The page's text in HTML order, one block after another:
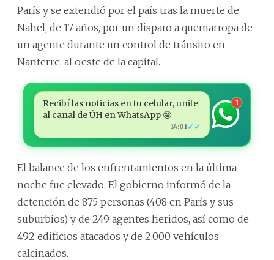
París y se extendió por el país tras la muerte de
Nahel, de 17 años, por un disparo a quemarropa de
un agente durante un control de tránsito en
Nanterre, al oeste de la capital.
Recibí las noticias en tu celular, unite
al canal de ÚH en WhatsApp 🤩
14:01 ✓✓
1
El balance de los enfrentamientos en la última
noche fue elevado. El gobierno informó de la
detención de 875 personas (408 en París y sus
suburbios) y de 249 agentes heridos, así como de
492 edificios atacados y de 2.000 vehículos
calcinados.